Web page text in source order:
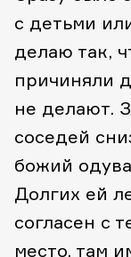
с детьми
делаю так,
причиняли
не делают.
соседей
божий
Долгих ей
согласен с
место, там